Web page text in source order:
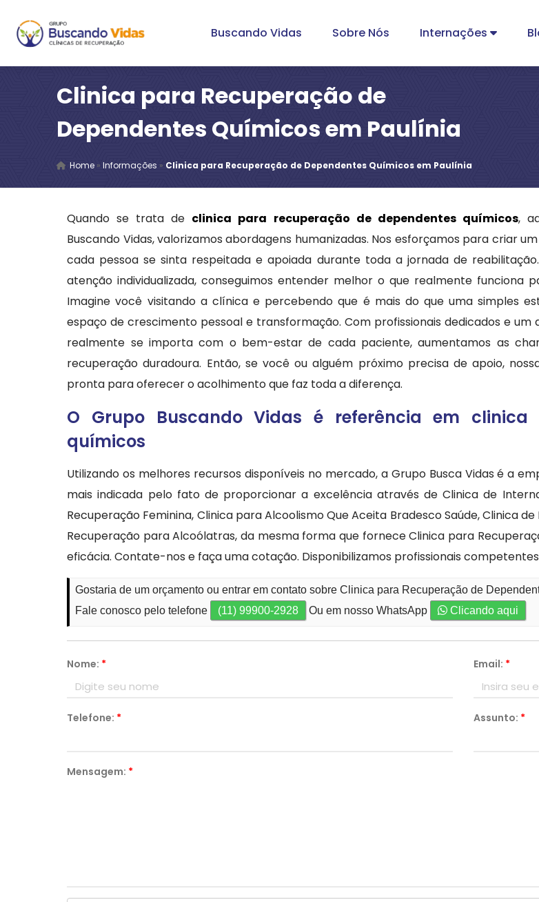
Buscando Vidas Sobre Nós
Internações
Clinica para Recuperação de
Dependentes Químicos em Paulínia
Home »Informações » Clinica para Recuperação de Dependentes Químicos em Paulínia
Quando se trata de clinica para recuperação de dependentes químicos,
Buscando Vidas, valorizamos abordagens humanizadas. Nos esforçamos para criar
cada pessoa se sinta respeitada e apoiada durante toda a jornada de
atenção individualizada, conseguimos entender melhor o que realmente funciona
Imagine você visitando a clínica e percebendo que é mais do que uma simples
espaço de crescimento pessoal e transformação. Com profissionais dedicados e um
realmente se importa com o bem-estar de cada paciente, aumentamos as
recuperação duradoura. Então, se você ou alguém próximo precisa de apoio,
pronta para oferecer o acolhimento que faz toda a diferença.
O Grupo Buscando Vidas é referência em
químicos
Utilizando os melhores recursos disponíveis no mercado, a Grupo Busca Vidas é a
mais indicada pelo fato de proporcionar a excelência através de Clinica de
Recuperação Feminina, Clinica para Alcoolismo Que Aceita Bradesco Saúde, Clinica
Recuperação para Alcoólatras, da mesma forma que fornece Clinica para
eficácia. Contate-nos e faça uma cotação. Disponibilizamos profissionais
Gostaria de um orçamento ou entrar em contato sobre Clinica para Recuperação de
Fale conosco pelo telefone
(11) 99900-2928 Ou em nosso WhatsApp Clicando aqui
Nome: * Email: *
Telefone: * Assunto: *
Mensagem: *